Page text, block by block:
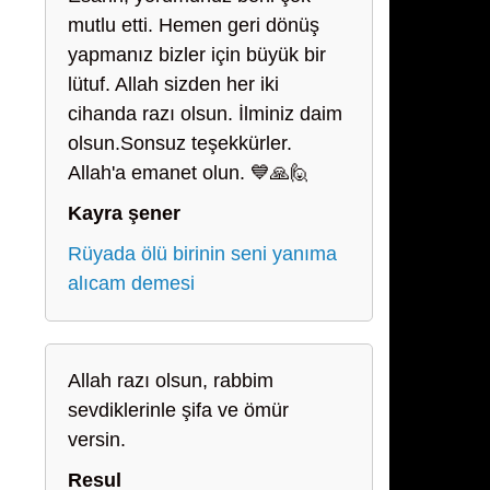
mutlu etti. Hemen geri dönüş
yapmanız bizler için büyük bir
lütuf. Allah sizden her iki
cihanda razı olsun. İlminiz daim
olsun.Sonsuz teşekkürler.
Allah'a emanet olun. 💙🙏🙋
Kayra şener
Rüyada ölü birinin seni yanıma
alıcam demesi
Allah razı olsun, rabbim
sevdiklerinle şifa ve ömür
versin.
Resul